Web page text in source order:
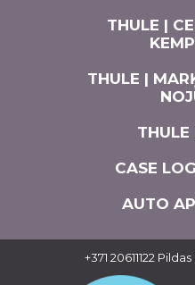
THULE |
THULE |
THULE
CASE
AUTO
+371 20611122 Pildas